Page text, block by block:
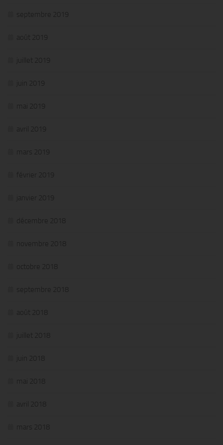
septembre 2019
août 2019
juillet 2019
juin 2019
mai 2019
avril 2019
mars 2019
février 2019
janvier 2019
décembre 2018
novembre 2018
octobre 2018
septembre 2018
août 2018
juillet 2018
juin 2018
mai 2018
avril 2018
mars 2018